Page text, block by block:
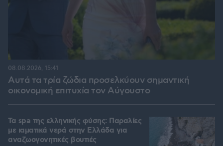
Αυτά τα τρία ζώδια προσελκύουν σημαντική
οικονομική επιτυχία τον Αύγουστο
08.08.2026, 15:41
Τα spa της ελληνικής φύσης: Παραλίες
με ιαματικά νερά στην Ελλάδα για
αναζωογονητικές βουτιές